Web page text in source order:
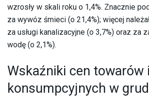
wzrosły w skali roku o 1,4%. Znacznie
za wywóz śmieci (o 21,4%); więcej
za usługi kanalizacyjne (o 3,7%) oraz za
wodę (o 2,1%).
Wskaźniki cen towarów
konsumpcyjnych w